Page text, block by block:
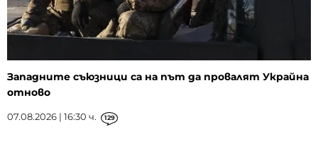
Западните съюзници са на път да провалят Украйна
отново
07.08.2026 | 16:30 ч. 129